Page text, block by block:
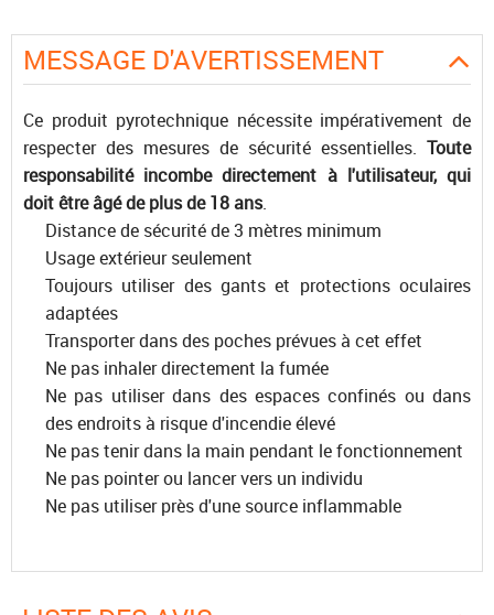
MESSAGE D'AVERTISSEMENT
Ce produit pyrotechnique nécessite impérativement de
respecter des mesures de sécurité essentielles. Toute
responsabilité incombe directement à l'utilisateur, qui
doit être âgé de plus de 18 ans.
Distance de sécurité de 3 mètres minimum
Usage extérieur seulement
Toujours utiliser des gants et protections oculaires
adaptées
Transporter dans des poches prévues à cet effet
Ne pas inhaler directement la fumée
Ne pas utiliser dans des espaces confinés ou dans
des endroits à risque d'incendie élevé
Ne pas tenir dans la main pendant le fonctionnement
Ne pas pointer ou lancer vers un individu
Ne pas utiliser près d'une source inflammable